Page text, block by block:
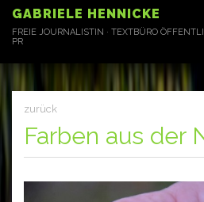
GABRIELE HENNICKE
FREIE JOURNALISTIN · TEXTBÜRO
PR
zurück
Farben aus der